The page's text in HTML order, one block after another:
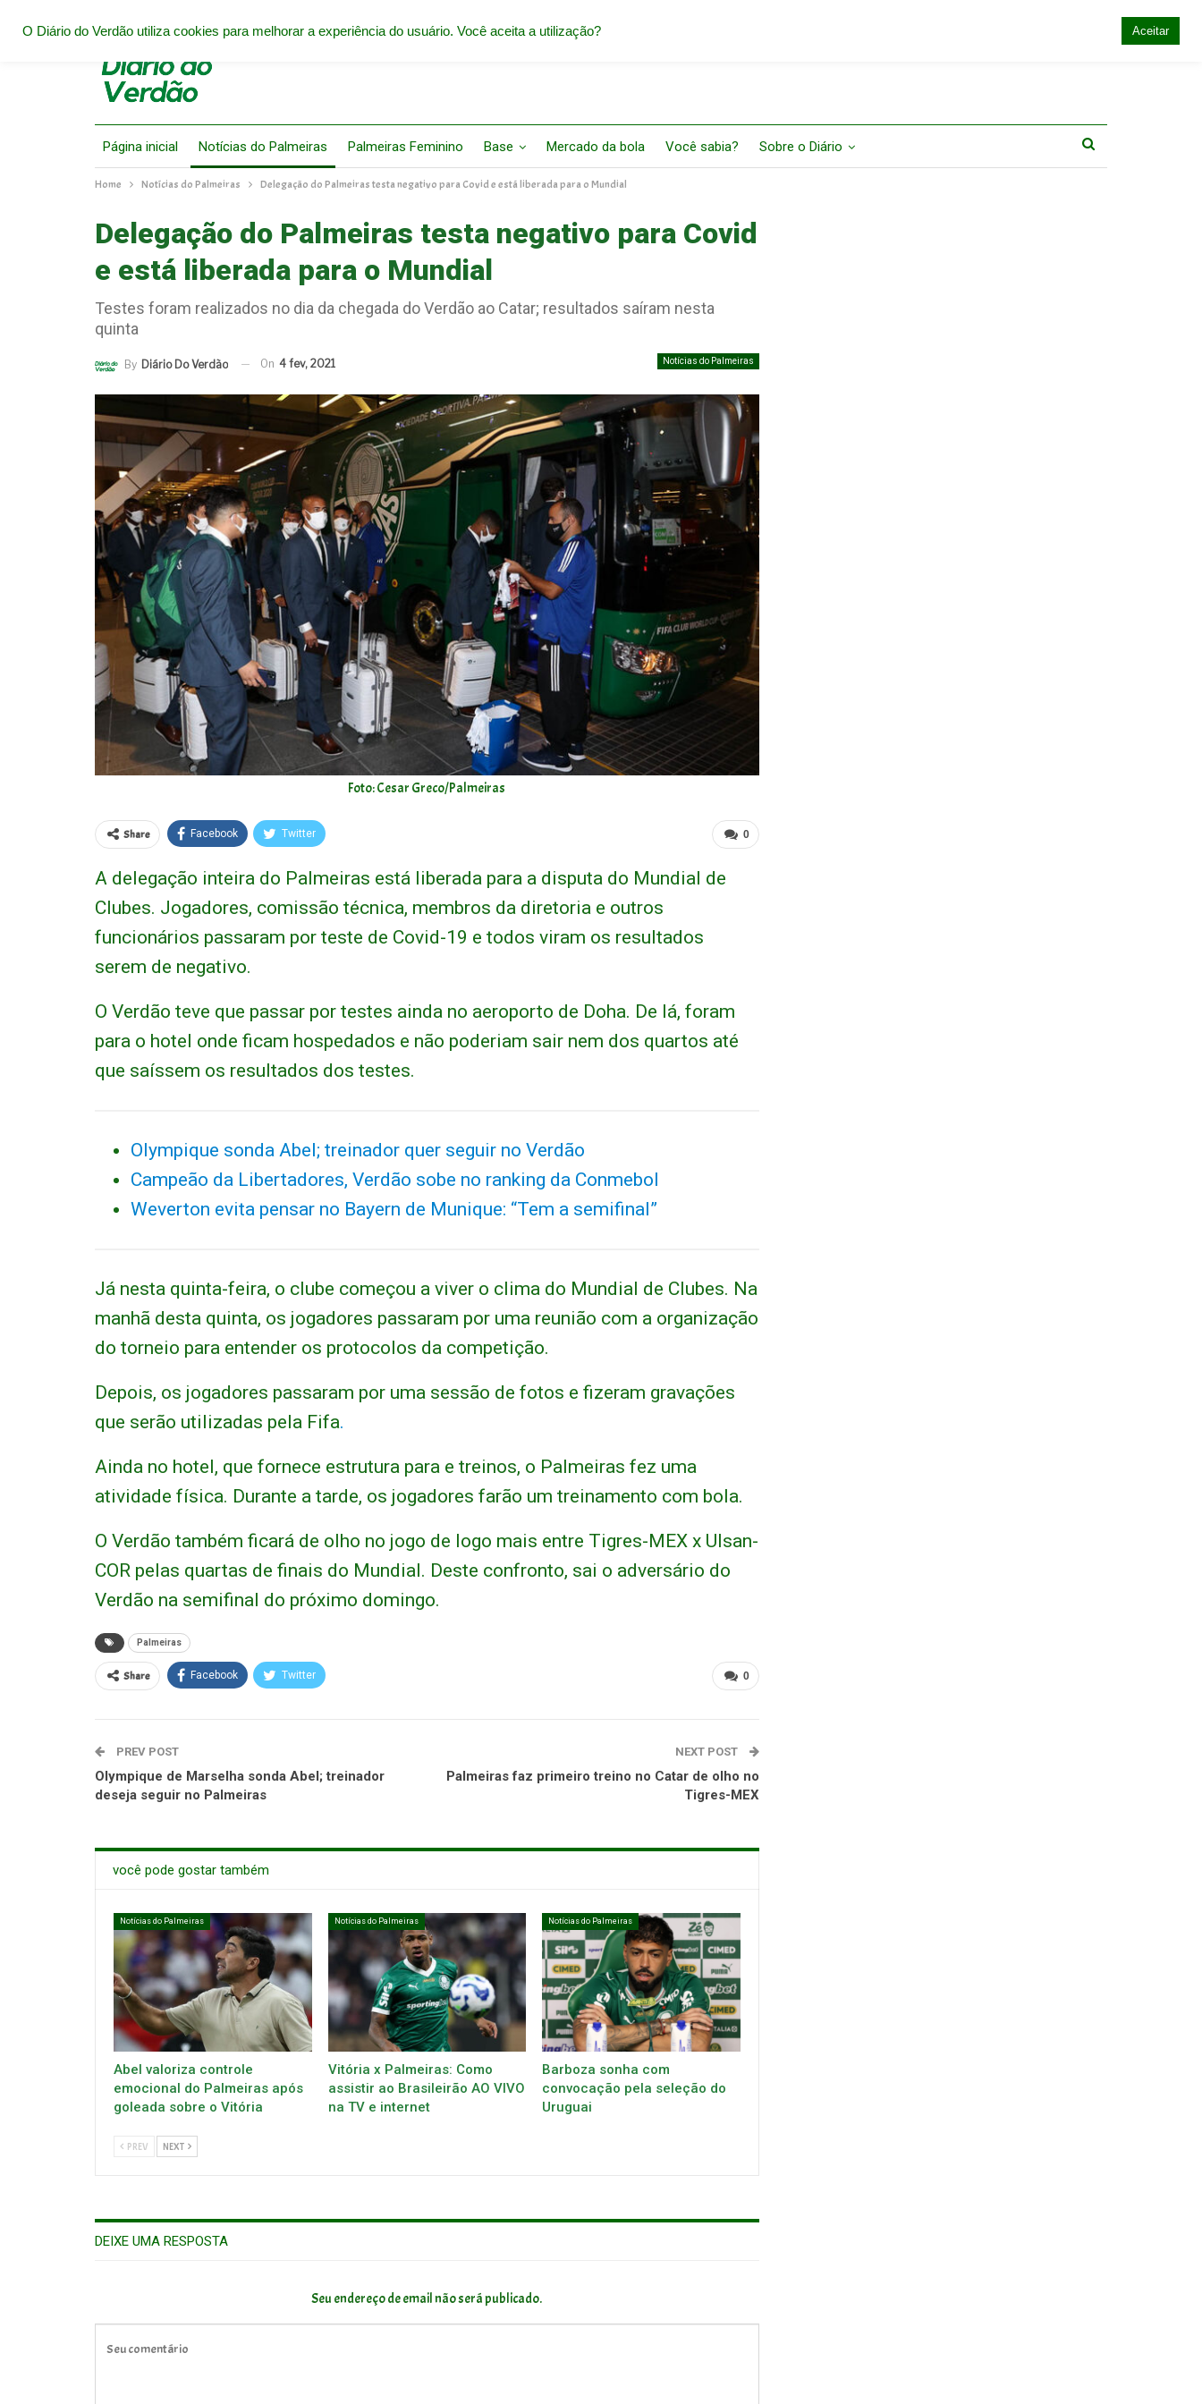
Página inicial Notícias do Palmeiras Palmeiras Feminino Base Mercado da bola Você sabia? Sobre o Diário
Home Notícias do Palmeiras Delegação do Palmeiras testa negativo para Covid e está liberada para o Mundial
Delegação do Palmeiras testa negativo para Covid
e está liberada para o Mundial
Testes foram realizados no dia da chegada do Verdão ao Catar; resultados saíram nesta
quinta
Notícias do Palmeiras
By Diário Do Verdão On 4 fev, 2021
Foto: Cesar Greco/Palmeiras
0
Share Facebook Twitter
A delegação inteira do Palmeiras está liberada para a disputa do Mundial de
Clubes. Jogadores, comissão técnica, membros da diretoria e outros
funcionários passaram por teste de Covid-19 e todos viram os resultados
serem de negativo.
O Verdão teve que passar por testes ainda no aeroporto de Doha. De lá, foram
para o hotel onde ficam hospedados e não poderiam sair nem dos quartos até
que saíssem os resultados dos testes.
Olympique sonda Abel; treinador quer seguir no Verdão
Campeão da Libertadores, Verdão sobe no ranking da Conmebol
Weverton evita pensar no Bayern de Munique: “Tem a semifinal”
Já nesta quinta-feira, o clube começou a viver o clima do Mundial de Clubes. Na
manhã desta quinta, os jogadores passaram por uma reunião com a organização
do torneio para entender os protocolos da competição.
Depois, os jogadores passaram por uma sessão de fotos e fizeram gravações
que serão utilizadas pela Fifa.
Ainda no hotel, que fornece estrutura para e treinos, o Palmeiras fez uma
atividade física. Durante a tarde, os jogadores farão um treinamento com bola.
O Verdão também ficará de olho no jogo de logo mais entre Tigres-MEX x Ulsan-
COR pelas quartas de finais do Mundial. Deste confronto, sai o adversário do
Verdão na semifinal do próximo domingo.
Palmeiras
0
Share Facebook Twitter
PREV POST
Olympique de Marselha sonda Abel; treinador
deseja seguir no Palmeiras
NEXT POST
Palmeiras faz primeiro treino no Catar de olho no
Tigres-MEX
você pode gostar também
Notícias do Palmeiras
Abel valoriza controle
emocional do Palmeiras após
goleada sobre o Vitória
Notícias do Palmeiras
Vitória x Palmeiras: Como
assistir ao Brasileirão AO VIVO
na TV e internet
Notícias do Palmeiras
Barboza sonha com
convocação pela seleção do
Uruguai
PREV NEXT
DEIXE UMA RESPOSTA
Seu endereço de email não será publicado.
O Diário do Verdão utiliza cookies para melhorar a experiência do usuário. Você aceita a utilização? Aceitar